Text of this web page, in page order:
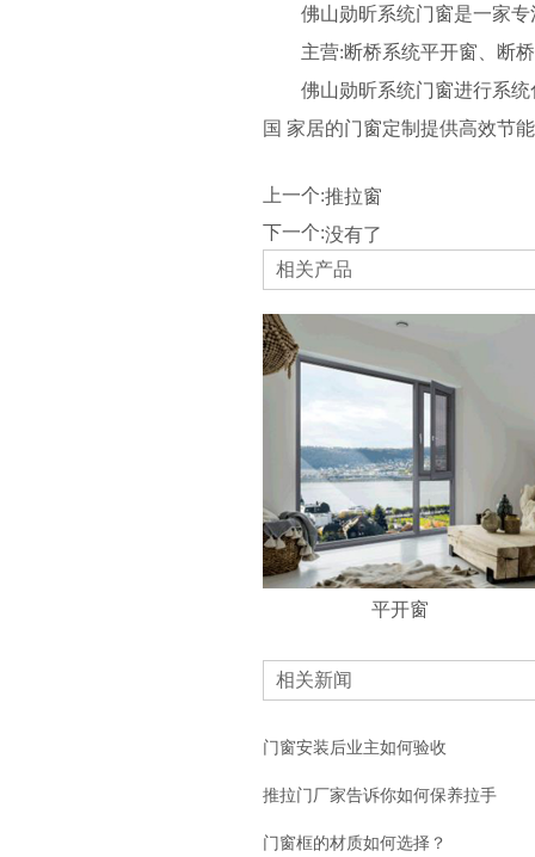
佛山勋昕系统门窗是一家
主营:断桥系统平开窗、断
佛山勋昕系统门窗进行系
国 家居的门窗定制提供高效节
上一个:推拉窗
下一个:没有了
相关产品
平开窗
相关新闻
门窗安装后业主如何验收
推拉门厂家告诉你如何保养拉手
门窗框的材质如何选择？